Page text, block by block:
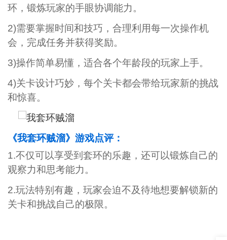
环，锻炼玩家的手眼协调能力。
2)需要掌握时间和技巧，合理利用每一次操作机
会，完成任务并获得奖励。
3)操作简单易懂，适合各个年龄段的玩家上手。
4)关卡设计巧妙，每个关卡都会带给玩家新的挑战
和惊喜。
《我套环贼溜》游戏点评：
1.不仅可以享受到套环的乐趣，还可以锻炼自己的
观察力和思考能力。
2.玩法特别有趣，玩家会迫不及待地想要解锁新的
关卡和挑战自己的极限。